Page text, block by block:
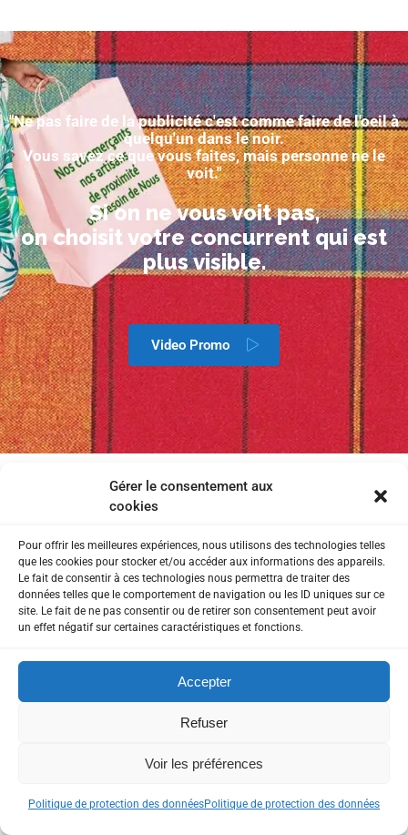
Gérer le consentement aux
cookies
Pour offrir les meilleures expériences, nous utilisons des technologies telles
que les cookies pour stocker et/ou accéder aux informations des appareils.
Le fait de consentir à ces technologies nous permettra de traiter des
données telles que le comportement de navigation ou les ID uniques sur ce
site. Le fait de ne pas consentir ou de retirer son consentement peut avoir
un effet négatif sur certaines caractéristiques et fonctions.
Accepter
Refuser
Voir les préférences
Politique de protection des donnéesPolitique de protection des données
"Ne pas faire de la publicité c'est comme faire de l'oeil à
quelqu'un dans le noir.
Vous savez ce que vous faites, mais personne ne le
voit."
Si on ne vous voit pas,
on choisit votre concurrent qui est
plus visible.
Video Promo
COMMENT NOUS
TRAVAILLONS ?
DISPONIBILIT
É &
EFFICACITÉ
.
casse tête. Notre service est"clé en main"